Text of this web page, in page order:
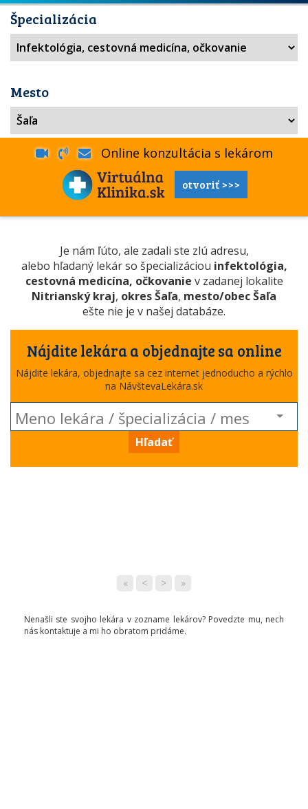
Špecializácia
Mesto
Online konzultácia s lekárom
otvoriť >>>
Je nám ľúto, ale zadali ste zlú adresu,
alebo hľadaný lekár so špecializáciou infektológia,
cestovná medicína, očkovanie v zadanej lokalite
Nitrianský kraj, okres Šaľa, mesto/obec Šaľa
ešte nie je v našej databáze.
Nájdite lekára a objednajte sa online
Nájdite lekára, objednajte sa cez internet jednoducho a rýchlo
na NávštevaLekára.sk
Hľadať
« < > »
Nenašli ste svojho lekára v zozname lekárov? Povedzte mu, nech
nás kontaktuje a mi ho obratom pridáme.